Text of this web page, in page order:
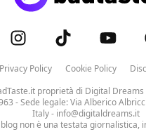
Privacy Policy Cookie Policy
proprietà di Digital Dreams
- Sede legale: Via Alberico
Italy - info@digitaldreams.it
non è una testata giornalistica,